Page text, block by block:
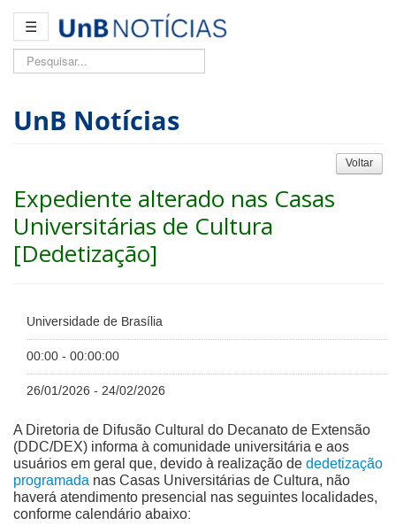
☰
Pesquisar...
UnB Notícias
Voltar
Expediente alterado nas Casas
Universitárias de Cultura
[Dedetização]
Universidade de Brasília
00:00 - 00:00:00
26/01/2026 - 24/02/2026
A Diretoria de Difusão Cultural do Decanato de Extensão
(DDC/DEX) informa à comunidade universitária e aos
usuários em geral que, devido à realização de dedetização
programada nas Casas Universitárias de Cultura, não
haverá atendimento presencial nas seguintes localidades,
conforme calendário abaixo: